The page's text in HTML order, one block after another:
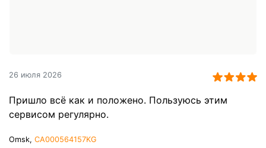
26 июля 2026
Пришло всё как и положено. Пользуюсь этим
сервисом регулярно.
Omsk, CA000564157KG